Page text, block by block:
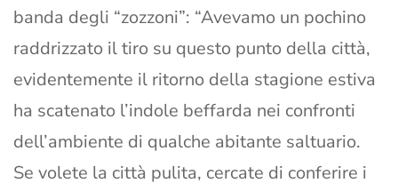
banda degli “zozzoni”: “Avevamo un pochino
raddrizzato il tiro su questo punto della città,
evidentemente il ritorno della stagione estiva
ha scatenato l’indole beffarda nei confronti
dell’ambiente di qualche abitante saltuario.
Se volete la città pulita, cercate di conferire i